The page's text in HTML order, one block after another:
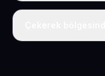
Tek fiyat uygulanır: